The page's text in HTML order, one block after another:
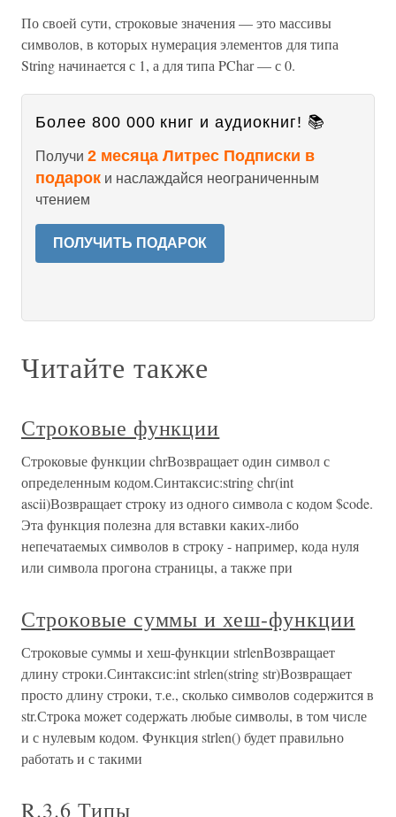
По своей сути, строковые значения — это массивы
символов, в которых нумерация элементов для типа
String начинается с 1, а для типа PChar — с 0.
Более 800 000 книг и аудиокниг! 📚
Получи 2 месяца Литрес Подписки в
подарок и наслаждайся неограниченным
чтением
ПОЛУЧИТЬ ПОДАРОК
Читайте также
Строковые функции
Строковые функции chrВозвращает один символ с
определенным кодом.Синтаксис:string chr(int
ascii)Возвращает строку из одного символа с кодом $code.
Эта функция полезна для вставки каких-либо
непечатаемых символов в строку - например, кода нуля
или символа прогона страницы, а также при
Строковые суммы и хеш-функции
Строковые суммы и хеш-функции strlenВозвращает
длину строки.Синтаксис:int strlen(string str)Возвращает
просто длину строки, т.е., сколько символов содержится в
str.Строка может содержать любые символы, в том числе
и с нулевым кодом. Функция strlen() будет правильно
работать и с такими
R.3.6 Типы